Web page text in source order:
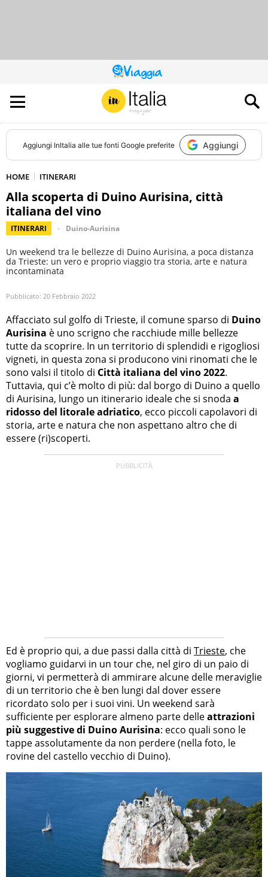
QUESTO
SITO
CONTRIBUISCE
ALL’AUDIENCE
DI
Aggiungi InItalia alle tue fonti Google preferite Aggiungi
HOME ITINERARI
Alla scoperta di Duino Aurisina, città
italiana del vino
ITINERARI Duino-Aurisina
Un weekend tra le bellezze di Duino Aurisina, a poca distanza
da Trieste: un vero e proprio viaggio tra storia, arte e natura
incontaminata
Pubblicato: 20 Febbraio 2022
Affacciato sul golfo di Trieste, il comune sparso di Duino
Aurisina è uno scrigno che racchiude mille bellezze
tutte da scoprire. In un territorio di splendidi e rigogliosi
vigneti, in questa zona si producono vini rinomati che le
sono valsi il titolo di Città italiana del vino 2022.
Tuttavia, qui c’è molto di più: dal borgo di Duino a quello
di Aurisina, lungo un itinerario ideale che si snoda a
ridosso del litorale adriatico, ecco piccoli capolavori di
storia, arte e natura che non aspettano altro che di
essere (ri)scoperti.
Ed è proprio qui, a due passi dalla città di Trieste, che
vogliamo guidarvi in un tour che, nel giro di un paio di
giorni, vi permetterà di ammirare alcune delle meraviglie
di un territorio che è ben lungi dal dover essere
ricordato solo per i suoi vini. Un weekend sarà
sufficiente per esplorare almeno parte delleattrazioni
più suggestive di Duino Aurisina: ecco quali sono le
tappe assolutamente da non perdere (nella foto, le
rovine del castello vecchio di Duino).